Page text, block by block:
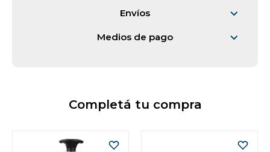
Envíos
Medios de pago
Completá tu compra